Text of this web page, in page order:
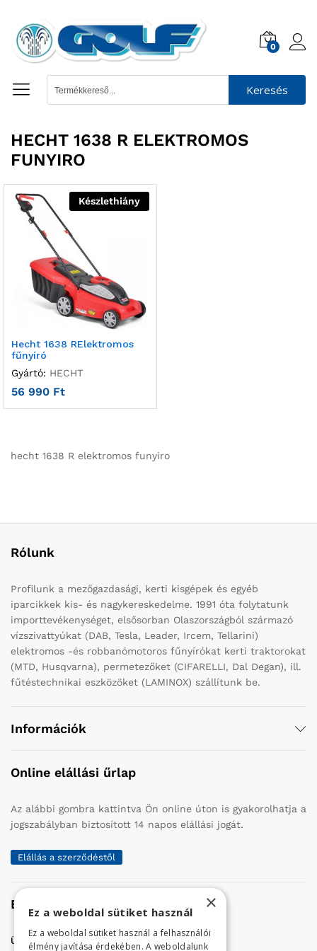
0
Keresés
HECHT 1638 R ELEKTROMOS
FUNYIRO
Készlethiány
Hecht 1638 RElektromos
fűnyíró
Gyártó: HECHT
56 990 Ft
hecht 1638 R elektromos funyiro
Rólunk
Profilunk a mezőgazdasági, kerti kisgépek és egyéb
iparcikkek kis- és nagykereskedelme. 1991 óta folytatunk
importtevékenységet, elsősorban Olaszországból származó
vízszivattyúkat (DAB, Tesla, Leader, Ircem, Tellarini)
elektromos -és robbanómotoros fűnyírókat kerti traktorokat
(MTD, Husqvarna), permetezőket (CIFARELLI, Dal Degan), ill.
fűtéstechnikai eszközöket (LAMINOX) szállítunk be.
Információk
Online elállási űrlap
Az alábbi gombra kattintva Ön online úton is gyakorolhatja a
jogszabályban biztosított 14 napos elállási jogát.
Elállás a szerződéstől
Elérhetőség
Üzletünk címe:
Szolnok, Vércse út 17.
×
Ez a weboldal sütiket használ
Ez a weboldal sütiket használ a felhasználói
élmény javítása érdekében. A weboldalunk